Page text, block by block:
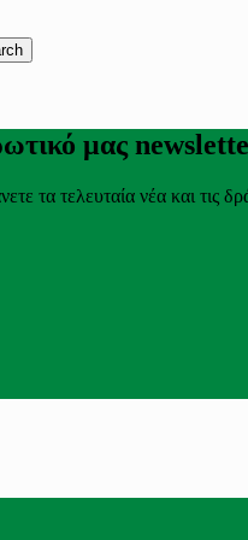
μας
τα τελευταία νέα και τις